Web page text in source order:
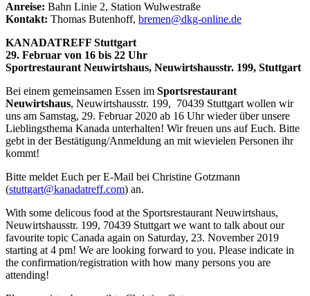
Anreise: Bahn Linie 2, Station Wulwestraße
Kontakt: Thomas Butenhoff, bremen@dkg-online.de
KANADATREFF Stuttgart
29. Februar von 16 bis 22 Uhr
Sportrestaurant Neuwirtshaus, Neuwirtshausstr. 199, Stuttgart
Bei einem gemeinsamen Essen im Sportsrestaurant
Neuwirtshaus, Neuwirtshausstr. 199, 70439 Stuttgart wollen wir
uns am Samstag, 29. Februar 2020 ab 16 Uhr wieder über unsere
Lieblingsthema Kanada unterhalten! Wir freuen uns auf Euch. Bitte
gebt in der Bestätigung/Anmeldung an mit wievielen Personen ihr
kommt!
Bitte meldet Euch per E-Mail bei Christine Gotzmann
(stuttgart@kanadatreff.com) an.
With some delicous food at the Sportsrestaurant Neuwirtshaus,
Neuwirtshausstr. 199, 70439 Stuttgart we want to talk about our
favourite topic Canada again on Saturday, 23. November 2019
starting at 4 pm! We are looking forward to you. Please indicate in
the confirmation/registration with how many persons you are
attending!